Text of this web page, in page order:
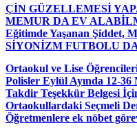
ÇİN GÜZELLEMESİ
MEMUR DA EV
Eğitimde Yaşanan Şiddet,
SİYONİZM FUTBOLU
Ortaokul ve Lise
Polisler Eylül Ayında 12-36
Takdir Teşekkür Belgesi
Ortaokullardaki Seçmeli
Öğretmenlere ek nöbet